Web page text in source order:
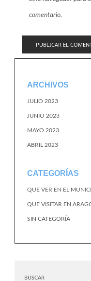
comentario.
ARCHIVOS
JULIO 2023
JUNIO 2023
MAYO 2023
ABRIL 2023
CATEGORÍAS
QUE VER EN EL
QUE VISITAR EN
SIN CATEGORÍA
BUSCAR